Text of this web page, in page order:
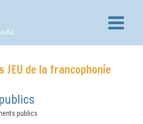
Main
JEU de la francophonie
publics